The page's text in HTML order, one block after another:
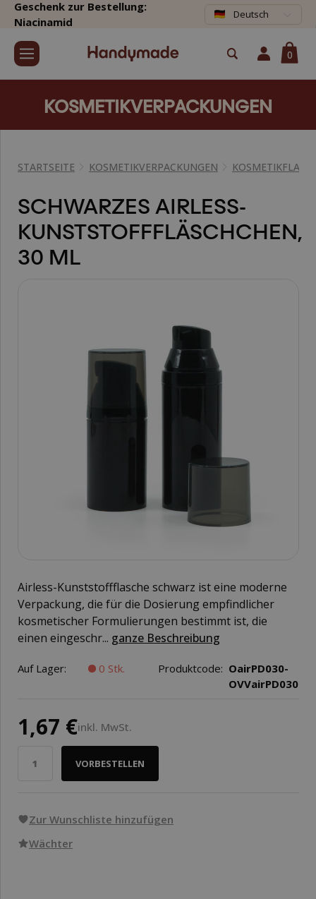
Geschenk zur Bestellung:
Niacinamid
Deutsch
0
KOSMETIKVERPACKUNGEN
STARTSEITE KOSMETIKVERPACKUNGEN
SCHWARZES AIRLESS-
KUNSTSTOFFFLÄSCHCHEN,
30 ML
Airless-Kunststoffflasche schwarz ist eine moderne
Verpackung, die für die Dosierung empfindlicher
kosmetischer Formulierungen bestimmt ist, die
einen eingeschr... ganze Beschreibung
Auf Lager: 0 Stk. Produktcode: OairPD030-
OVVairPD030
1,67 €inkl. MwSt.
VORBESTELLEN
Zur Wunschliste hinzufügen
Wächter